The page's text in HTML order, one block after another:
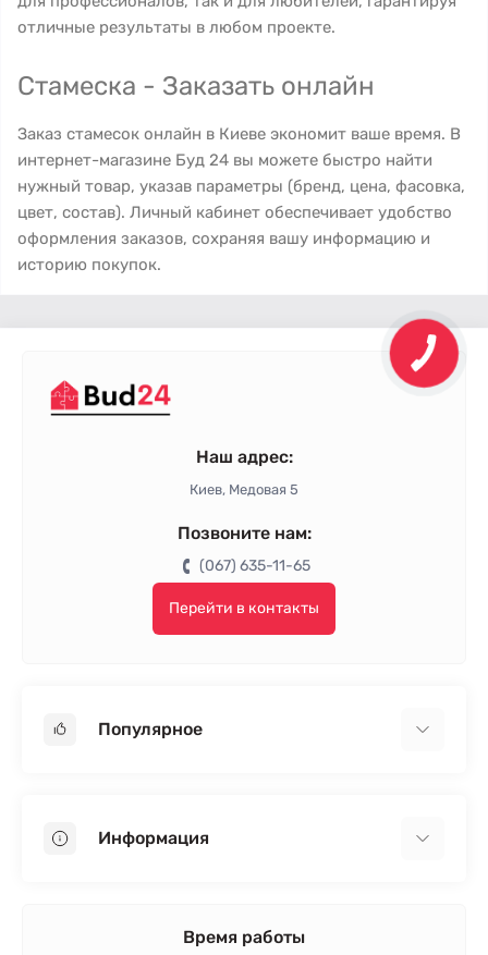
отличные результаты в любом проекте.
Стамеска - Заказать онлайн
Заказ стамесок онлайн в Киеве экономит ваше время. В
интернет-магазине Буд 24 вы можете быстро найти
нужный товар, указав параметры (бренд, цена, фасовка,
цвет, состав). Личный кабинет обеспечивает удобство
оформления заказов, сохраняя вашу информацию и
историю покупок.
Наш адрес:
Киев, Медовая 5
Позвоните нам:
(067) 635-11-65
Перейти в контакты
Популярное
Пенопласт
Информация
Время работы